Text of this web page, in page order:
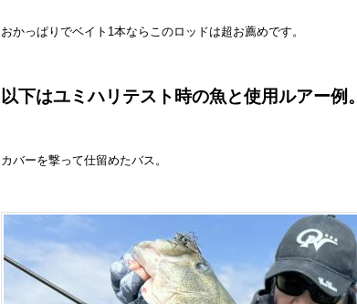
おかっぱりでベイト1本ならこのロッドは超お薦めです。
以下はユミハリテスト時の魚と使用ルアー例。
カバーを撃って仕留めたバス。